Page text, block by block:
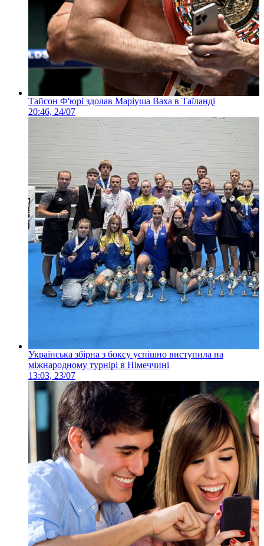
Тайсон Ф'юрі здолав Маріуша Ваха в Таїланді
20:46, 24/07
Українська збірна з боксу успішно виступила на
міжнародному турнірі в Німеччині
13:03, 23/07